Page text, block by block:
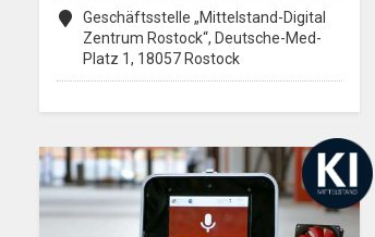
Geschäftsstelle „Mittelstand-Digital
Zentrum Rostock“, Deutsche-Med-
Platz 1, 18057 Rostock